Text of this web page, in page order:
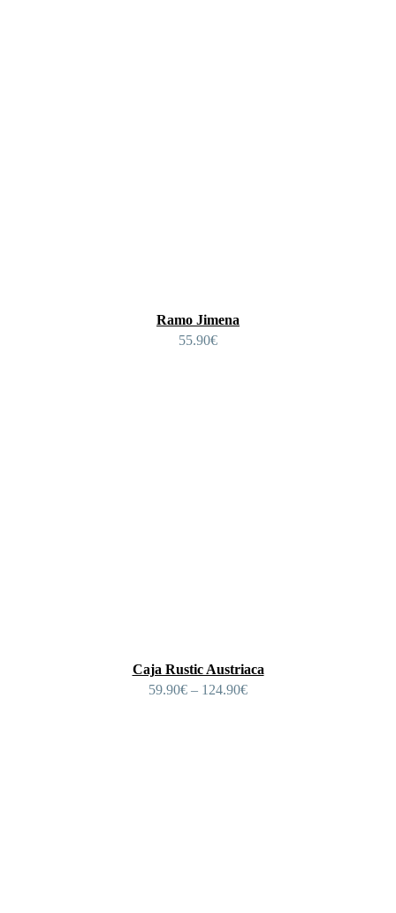
Ramo Jimena
55.90€
Caja Rustic Austriaca
59.90€ – 124.90€